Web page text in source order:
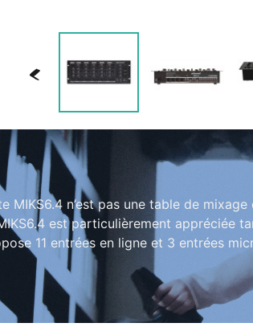
<
MIKS6.4 n’est pas une table de
est particulièrement appréciée
11 entrées en ligne et 3 entrées